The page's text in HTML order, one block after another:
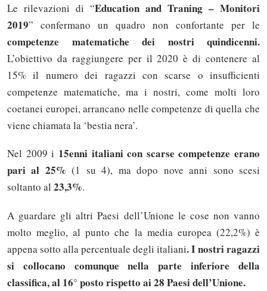
Le rilevazioni di “Education and Traning – Monitori
2019” confermano un quadro non confortante per le
competenze matematiche dei nostri quindicenni.
L’obiettivo da raggiungere per il 2020 è di contenere al
15% il numero dei ragazzi con scarse o insufficienti
competenze matematiche, ma i nostri, come molti loro
coetanei europei, arrancano nelle competenze di quella che
viene chiamata la ‘bestia nera’.
Nel 2009 i 15enni italiani con scarse competenze erano
pari al 25% (1 su 4), ma dopo nove anni sono scesi
soltanto al 23,3%.
A guardare gli altri Paesi dell’Unione le cose non vanno
molto meglio, al punto che la media europea (22,2%) è
appena sotto alla percentuale degli italiani. I nostri ragazzi
si collocano comunque nella parte inferiore della
classifica, al 16° posto rispetto ai 28 Paesi dell’Unione.